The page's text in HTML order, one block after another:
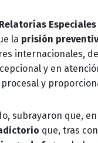
la prisión
internacionales,
y en
y
subrayaron que,
que, tras